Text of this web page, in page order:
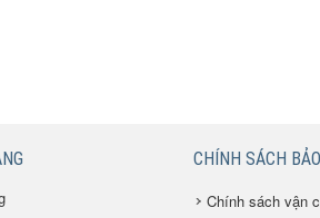
CHÍNH SÁCH
Chính sách vận